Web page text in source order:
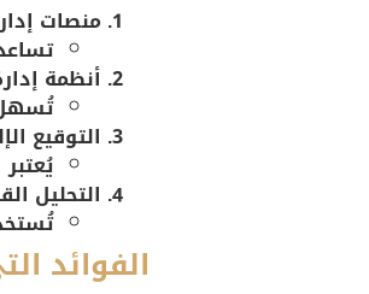
منصات
أنظمة
تُسهل
التوقيع
التحليل
الفوائد